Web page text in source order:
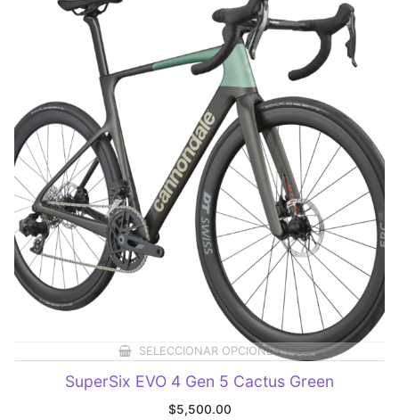
SELECCIONAR OPCIONES
SuperSix EVO 4 Gen 5 Cactus Green
$5,500.00